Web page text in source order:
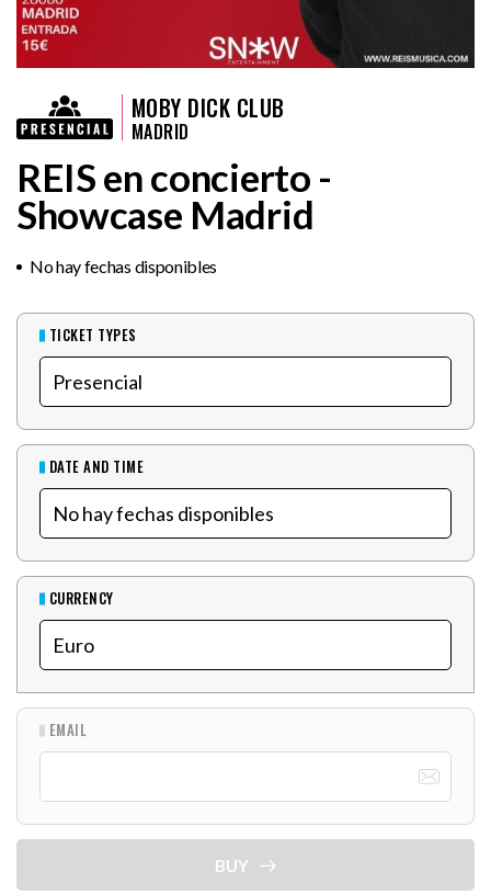
MOBY DICK CLUB
MADRID
REIS en concierto -
Showcase Madrid
No hay fechas disponibles
TICKET TYPES
DATE AND TIME
CURRENCY
EMAIL
BUY